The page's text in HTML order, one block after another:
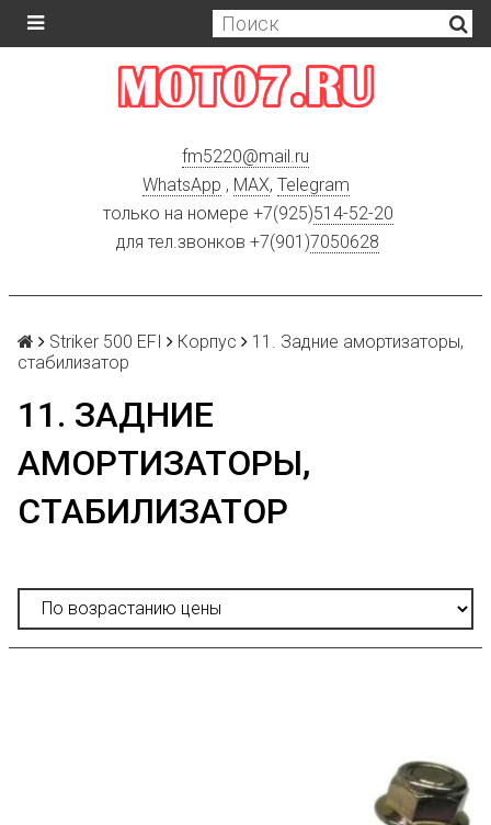
fm5220@mail.ru
WhatsApp , MAX, Telegram
только на номере +7(925)514-52-20
для тел.звонков +7(901)7050628
Striker 500 EFI Корпус
11. Задние амортизаторы,
стабилизатор
11. ЗАДНИЕ
АМОРТИЗАТОРЫ,
СТАБИЛИЗАТОР